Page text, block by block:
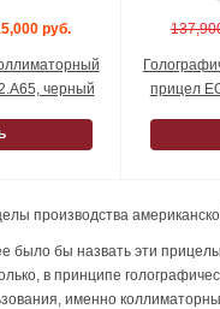
руб.
черный
прицел
производства
было бы назвать эти
в принципе
именно